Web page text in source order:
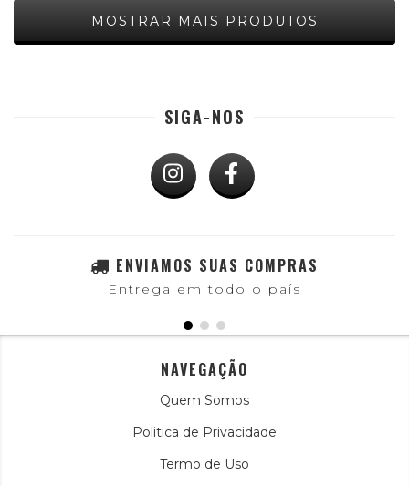
MOSTRAR MAIS PRODUTOS
SIGA-NOS
ENVIAMOS SUAS COMPRAS
Entrega em todo o país
NAVEGAÇÃO
Quem Somos
Politica de Privacidade
Termo de Uso